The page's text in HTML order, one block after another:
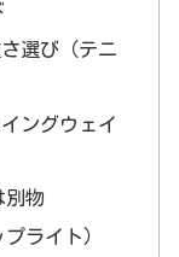
選び（テニ
ングウェイ
別物
ライト）